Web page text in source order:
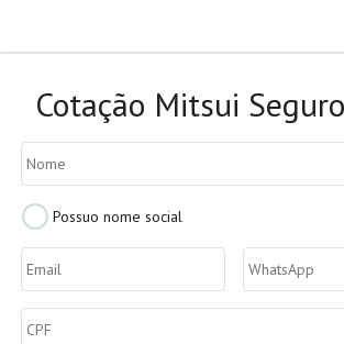
Cotação Mitsui
Possui
Nome
social?
Possuo nome social
Email
do
Segurado *
Celular
do
Segurado *